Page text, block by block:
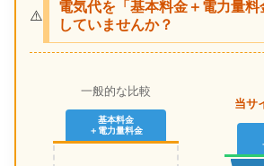
⚠️
電気代を「基本料金＋電力量
していませんか？
一般的な比較
基本料金
＋電力量料金
当サ